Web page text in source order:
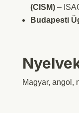
(CISM)–
Budapesti
Magyar, angol,